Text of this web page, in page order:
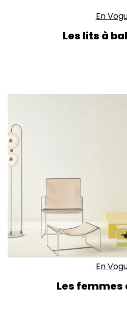
En
Les lits à
En
Les femmes